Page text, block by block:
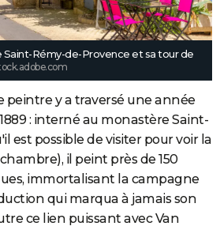
Saint-Rémy-de-Provence et sa tour de
peintre y a traversé une année
: interné au monastère Saint-
est possible de visiter pour voir la
il peint près de 150
immortalisant la campagne
qui marqua à jamais son
ce lien puissant avec Van